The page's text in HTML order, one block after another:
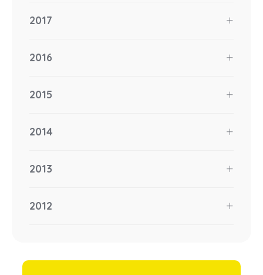
2017
2016
2015
2014
2013
2012